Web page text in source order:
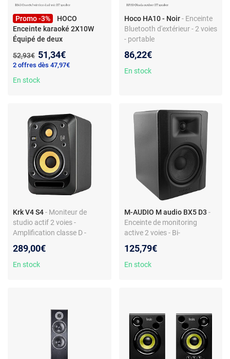
Promo -3%
HOCO
Enceinte karaoké 2X10W
Équipé de deux
Ancien prix :
52,93€ Nouveau prix :
51,34€
2 offres dès 47,97€
En stock
Hoco HA10 - Noir - Enceinte
Bluetooth d'extérieur - 2 voies
- portable
86,22€
En stock
Krk V4 S4- Moniteur de
studio actif 2 voies -
Amplification classe D -
acoustiques - Réponse 50 Hz
à 24 kHz
289,00€
En stock
M-AUDIO M audio BX5 D3 -
Enceinte de monitoring
active 2 voies - Bi-
100 W - Woofer 5" - Entrée
jack 6,35 mm
125,79€
En stock